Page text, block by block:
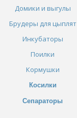
Домики и выгулы
Брудеры для цыплят
Инкубаторы
Поилки
Кормушки
Косилки
Сепараторы